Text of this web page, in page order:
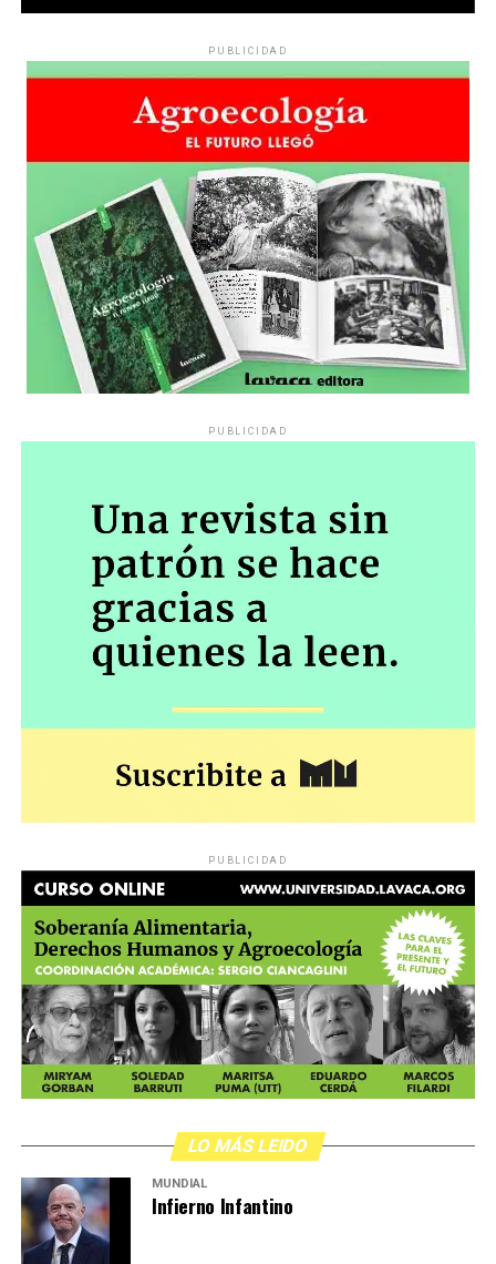
PUBLICIDAD
PUBLICIDAD
PUBLICIDAD
LO MÁS LEIDO
MUNDIAL
Infierno Infantino